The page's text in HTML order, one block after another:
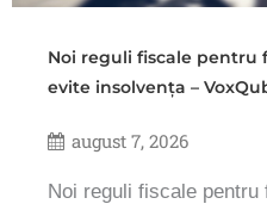
Noi reguli fiscale pentru
evite insolvența –
august 7, 2026
Noi reguli fiscale